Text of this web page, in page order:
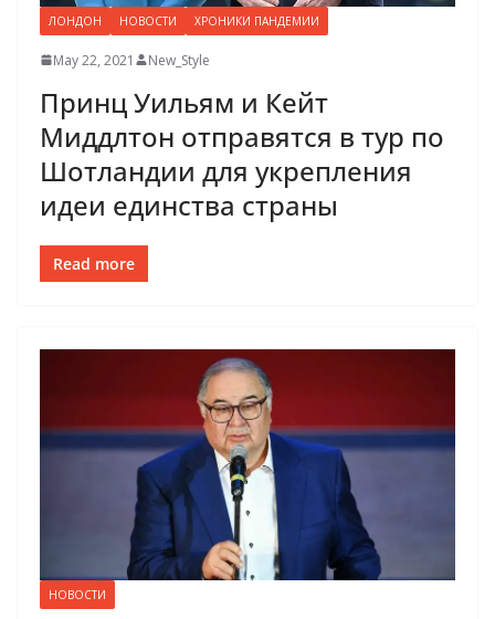
ЛОНДОН НОВОСТИ ХРОНИКИ ПАНДЕМИИ
May 22, 2021 New_Style
Принц Уильям и Кейт
Миддлтон отправятся в тур по
Шотландии для укрепления
идеи единства страны
Read more
НОВОСТИ